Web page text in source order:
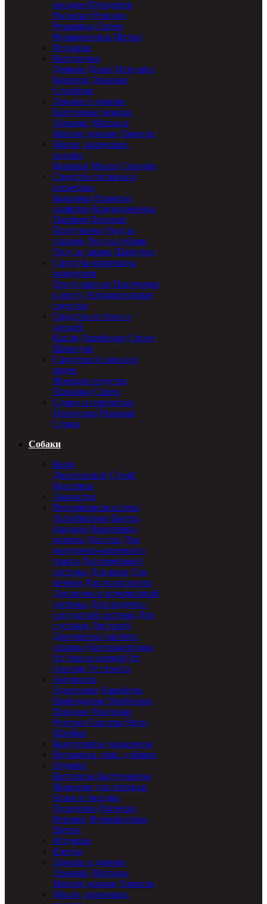
насадки Пуходерки
Расчески Резинки
Рукавицы Спреи
Фурминаторы Щетки
Игрушки
Когтеточки
Домики Доски Игрушки
Коврики Лежанки
Столбики
Лежаки и домики
Картонные домики
Лежанки Матрасы
Мягкие домики Тоннели
Миски, кормушки,
поилки
Коврики Миски Совочки
Средства гигиены и
косметика
Бальзамы Влажные
салфетки Кондиционеры
Парфюм Пеленки
Подгузники Уход за
глазами Уход за зубами
Уход за ушами Шампуни
Средства коррекции
поведения
Отпугиватели Приучение
к месту Успокоительные
средства
Средства от блох и
клещей
Капли Ошейники Спреи
Шампуни
Средства от запаха и
пятен
Моющие средства
Порошки Спреи
Сумки и переноски
Переноски Рюкзаки
Сумки
Собаки
Корм
Диетический Сухой
Консервы
Лакомства
Ветеринарная аптека
Антибиотики Бинты,
бандажи Воротники,
попоны Для глаз Для
желудочно-кишечного
тракта Для иммунной
системы Для кожи Для
печени Для полости рта
Для почек и мочеполовой
системы Для сердечно-
сосудистой системы Для
суставов Для ушей
Документы: паспорт,
справки Контрацептивы
От блох и клещей От
глистов От стресса
Амуниция
Адресники Карабины
Намордники Ошейники
Поводки Ринговки
Рулетки Свистки Цепи
Шлейки
Бижутерия и украшения
Витамины, пищ. добавки
Груминг
Когтерезы Колтунорезы
Машинки для стрижки
Ножи и насадки
Пуходерки Расчески
Резинки Фурминаторы
Щетки
Игрушки
Клетки
Лежаки и домики
Лежанки Матрасы
Мягкие домики Тоннели
Миски, кормушки,